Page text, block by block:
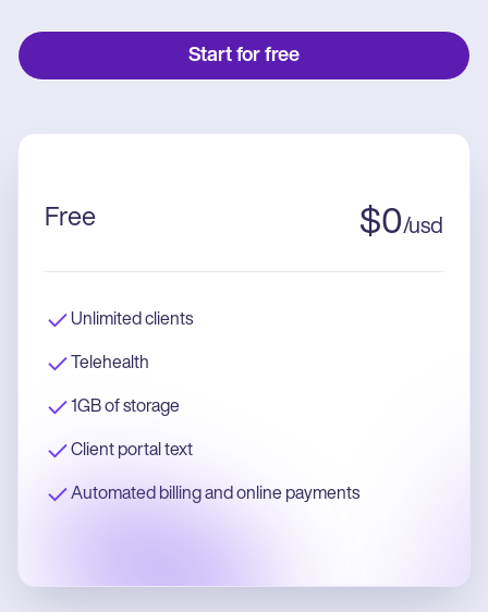
Start for free
Free $0/usd
Unlimited clients
Telehealth
1GB of storage
Client portal text
Automated billing and online payments